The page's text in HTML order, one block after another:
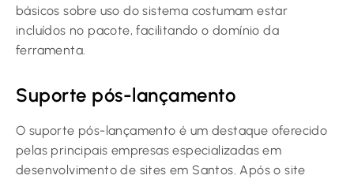
básicos sobre uso do sistema costumam estar
incluídos no pacote, facilitando o domínio da
ferramenta.
Suporte pós-lançamento
O suporte pós-lançamento é um destaque oferecido
pelas principais empresas especializadas em
desenvolvimento de sites em Santos. Após o site